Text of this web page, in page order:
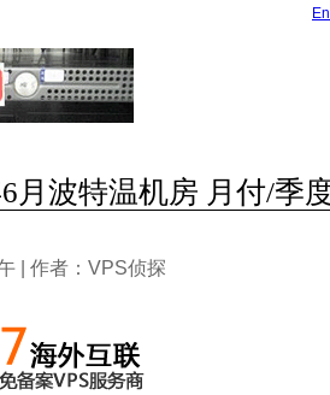
月波特温机房 月付/季
| 作者：VPS侦探